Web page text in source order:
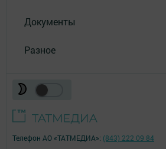
Документы
Разное
Телефон АО «ТАТМЕДИА»: (843) 222 09 84